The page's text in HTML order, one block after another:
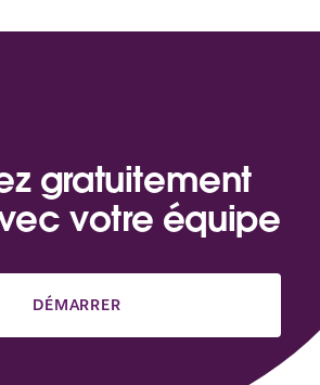
gratuitement
votre équipe
DÉMARRER